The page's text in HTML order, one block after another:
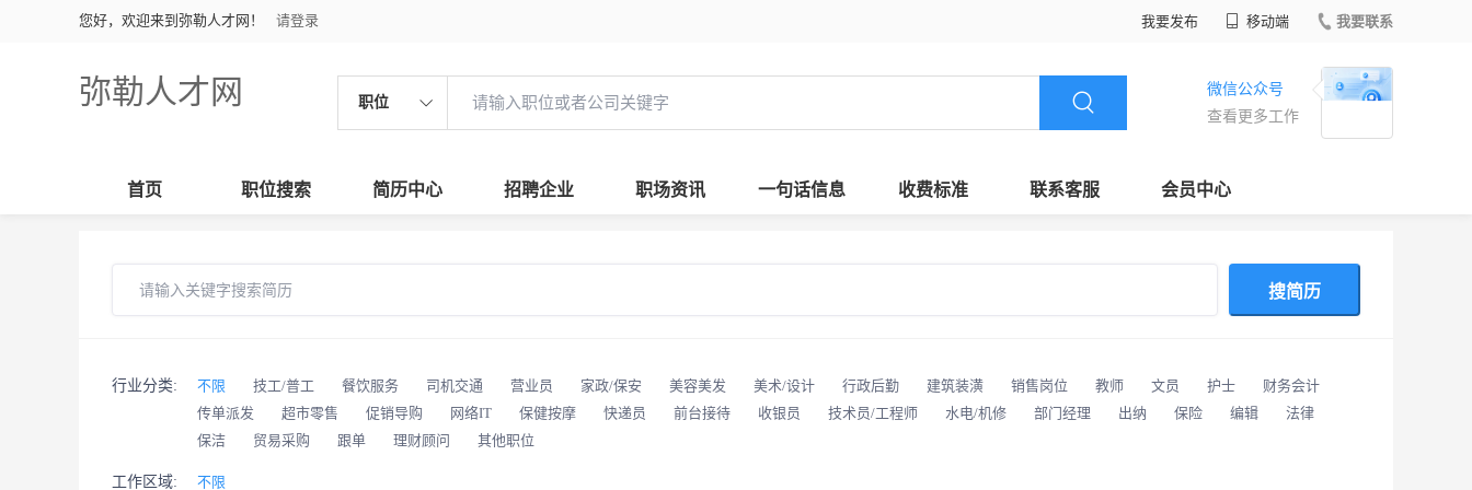
您好，欢迎来到弥勒人才网！ 请登录 我要发布 移动端 我要联系
弥勒人才网 职位
微信公众号
查看更多工作
首页 职位搜索 简历中心 招聘企业 职场资讯 一句话信息 收费标准 联系客服 会员中心
搜简历
行业分类: 不限 技工/普工 餐饮服务 司机交通 营业员 家政/保安 美容美发 美术/设计 行政后勤 建筑装潢 销售岗位 教师 文员 护士
财务会计
传单派发
超市零售 促销导购 网络IT 保健按摩 快递员 前台接待 收银员 技术员/工程师 水电/机修 部门经理 出纳 保险 编辑
法律
保洁
贸易采购 跟单 理财顾问 其他职位
工作区域: 不限